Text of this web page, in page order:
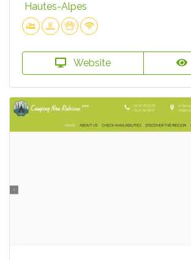
Hautes-Alpes
Website